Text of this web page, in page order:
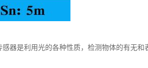
器是利用光的各种性质，检测物体的有无和